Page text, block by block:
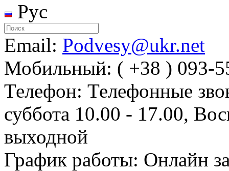
Рус
Email: Podvesy@ukr.net
Мобильный: ( +38 ) 093-
Телефон: Телефонные
суббота 10.00 - 17.00,
выходной
График работы: Онлайн